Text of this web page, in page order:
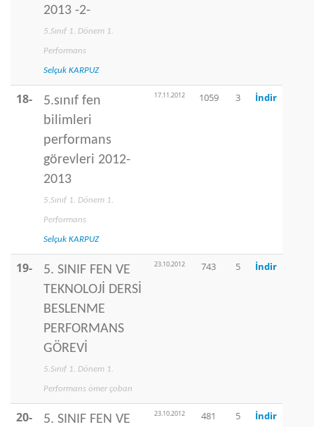
2013 -2-
5.Sınıf 1. Dönem 1.
Performans
Selçuk KARPUZ
18-
5.sınıf fen
bilimleri
performans
görevleri 2012-
2013
5.Sınıf 1. Dönem 1.
Performans
Selçuk KARPUZ
17.11.2012 1059 3 İndir
19-
5. SINIF FEN VE
TEKNOLOJİ DERSİ
BESLENME
PERFORMANS
GÖREVİ
5.Sınıf 1. Dönem 1.
Performans ömer çoban
23.10.2012 743 5 İndir
20-
5. SINIF FEN VE
23.10.2012 481 5 İndir